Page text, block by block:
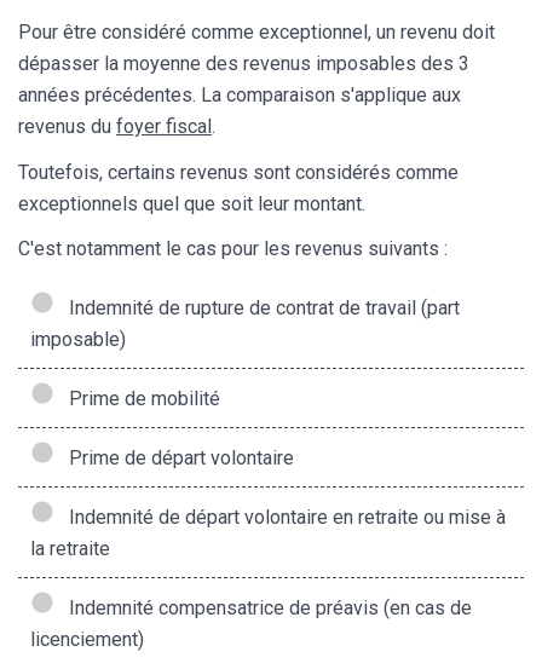
Pour être considéré comme exceptionnel, un revenu doit
dépasser la moyenne des revenus imposables des 3
années précédentes. La comparaison s'applique aux
revenus du foyer fiscal .
Toutefois, certains revenus sont considérés comme
exceptionnels quel que soit leur montant.
C'est notamment le cas pour les revenus suivants :
Indemnité de rupture de contrat de travail (part
imposable)
Prime de mobilité
Prime de départ volontaire
Indemnité de départ volontaire en retraite ou mise à
la retraite
Indemnité compensatrice de préavis (en cas de
licenciement)